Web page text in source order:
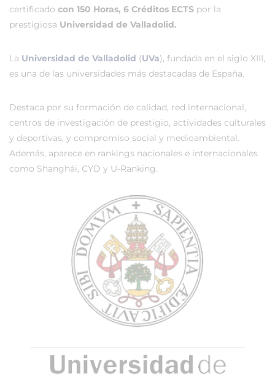
certificado con 150 Horas, 6 Créditos ECTS por la
prestigiosa Universidad de Valladolid.
La Universidad de Valladolid (UVa), fundada en el siglo XIII,
es una de las universidades más destacadas de España.
Destaca por su formación de calidad, red internacional,
centros de investigación de prestigio, actividades culturales
y deportivas, y compromiso social y medioambiental.
Además, aparece en rankings nacionales e internacionales
como Shanghái, CYD y U-Ranking.